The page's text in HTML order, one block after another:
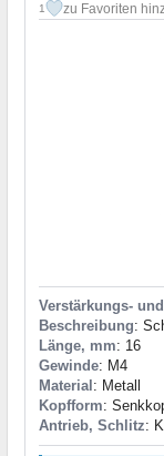
1 zu Favoriten
Verstärkungs-
Beschreibung:
Länge, mm: 16
Gewinde: M4
Material : Metall
Kopfform:
Antrieb, Schlitz: